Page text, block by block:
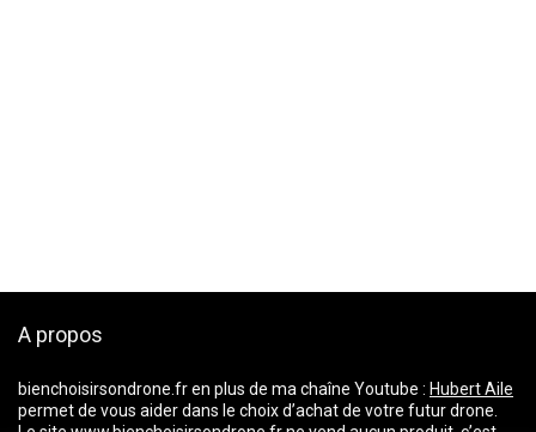
A propos
bienchoisirsondrone.fren plus de ma chaîne Youtube : Hubert Aile
permet de vous aider dans le choix d’achat de votre futur drone.